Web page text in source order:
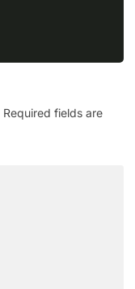
Required fields are